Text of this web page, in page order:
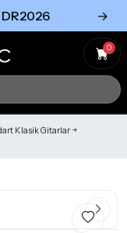
→
0
Klasik Gitarlar
Tümünü Gör
Tümünü gör